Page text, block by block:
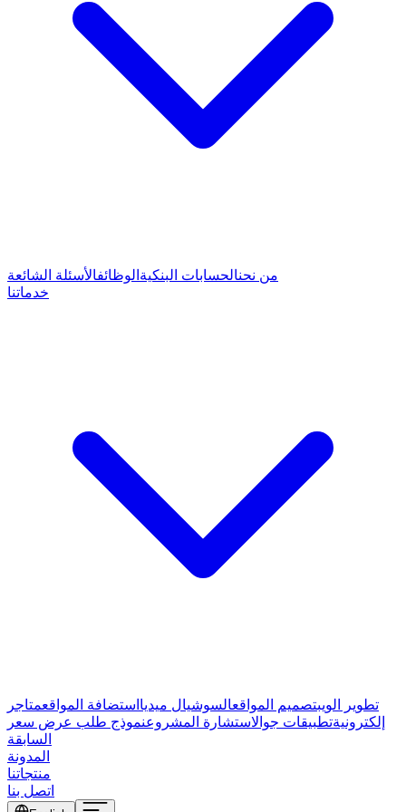
من نحنالحسابات البنكية الوظائفالأسئلة الشائعة
خدماتنا
تطوير الويبتصميم المواقعالسوشيال ميديا استضافة المواقعمتاجر
إلكترونيةتطبيقات جوالاستشارة المشروعنموذج طلب عرض سعر
السابقة
المدونة
منتجاتنا
اتصل بنا